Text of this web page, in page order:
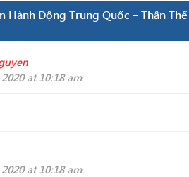
Hành Động Trung Quốc – Thân
at 10:18 am
at 10:18 am